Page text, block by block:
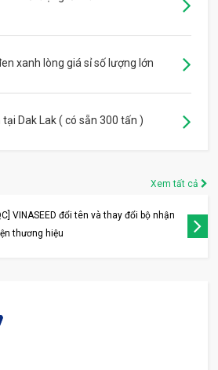
xanh lòng giá sỉ số lượng lớn
Dak Lak ( có sẵn 300 tấn )
Xem tất cả
VINASEED đổi tên và thay đổi bộ nhận
thương hiệu